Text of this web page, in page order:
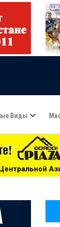
Виды
Актау - 16:43